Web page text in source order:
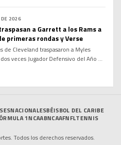
su nueva sede en Illinois se estancara
estatal. La junta directiva de los
el jueves […]
DE 2026
a Garrett a los Rams a
primeras rondas y Verse
de Cleveland traspasaron a Myles
veces Jugador Defensivo del Año de
Press el lunes tres personas informadas
de anonimato porque el traspaso […]
NACIONALESBÉISBOL DEL CARIBE
1NCAABNCAAFNFLTENNIS
Todos los derechos reservados.